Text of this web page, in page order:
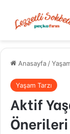
Anasayfa/
Yaşam Tarzı
Aktif
Önerileri